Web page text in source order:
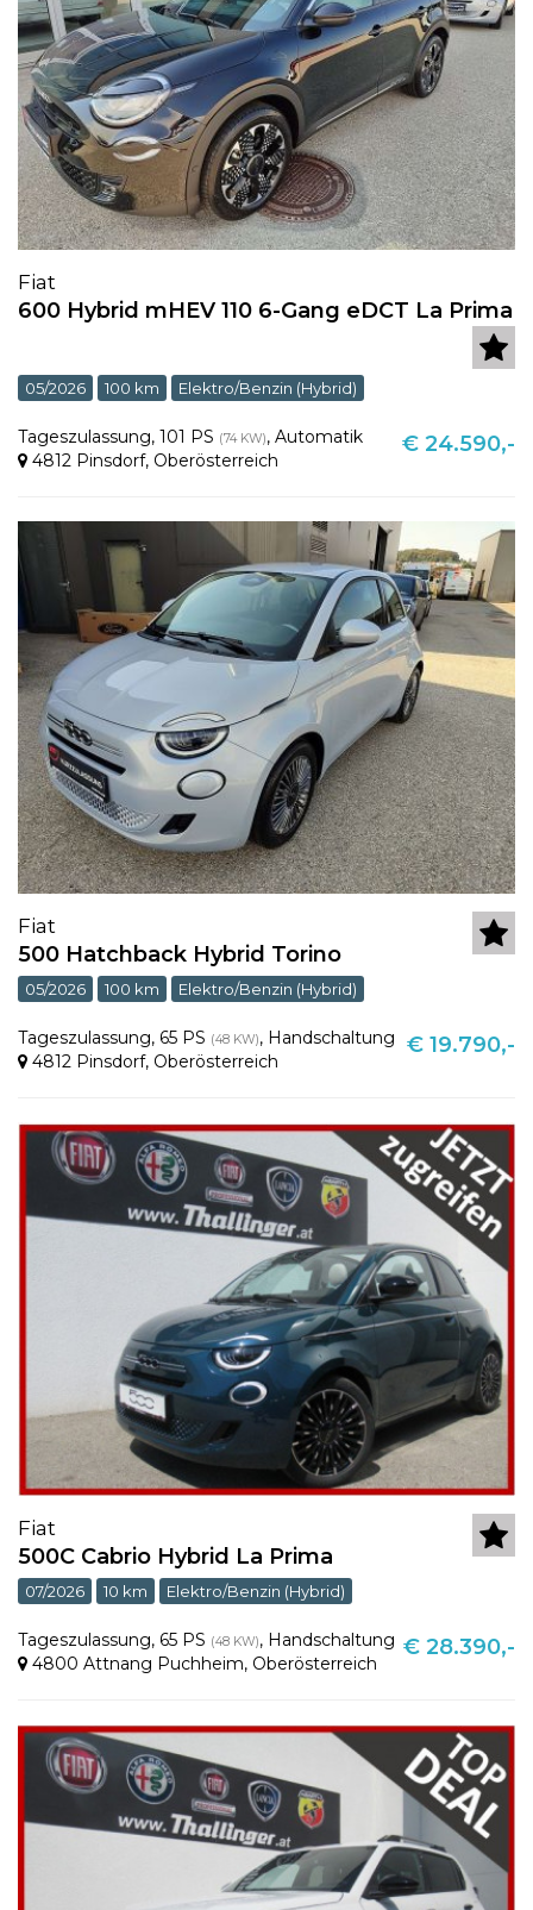
Fiat
600 Hybrid mHEV 110 6-Gang eDCT La Prima
05/2026 100 km Elektro/Benzin (Hybrid)
Tageszulassung, 101 PS (74 KW), Automatik
4812 Pinsdorf, Oberösterreich
€ 24.590,-
Fiat
500 Hatchback Hybrid Torino
05/2026 100 km Elektro/Benzin (Hybrid)
Tageszulassung, 65 PS (48 KW), Handschaltung
4812 Pinsdorf, Oberösterreich
€ 19.790,-
Fiat
500C Cabrio Hybrid La Prima
07/2026 10 km Elektro/Benzin (Hybrid)
Tageszulassung, 65 PS (48 KW), Handschaltung
4800 Attnang Puchheim, Oberösterreich
€ 28.390,-